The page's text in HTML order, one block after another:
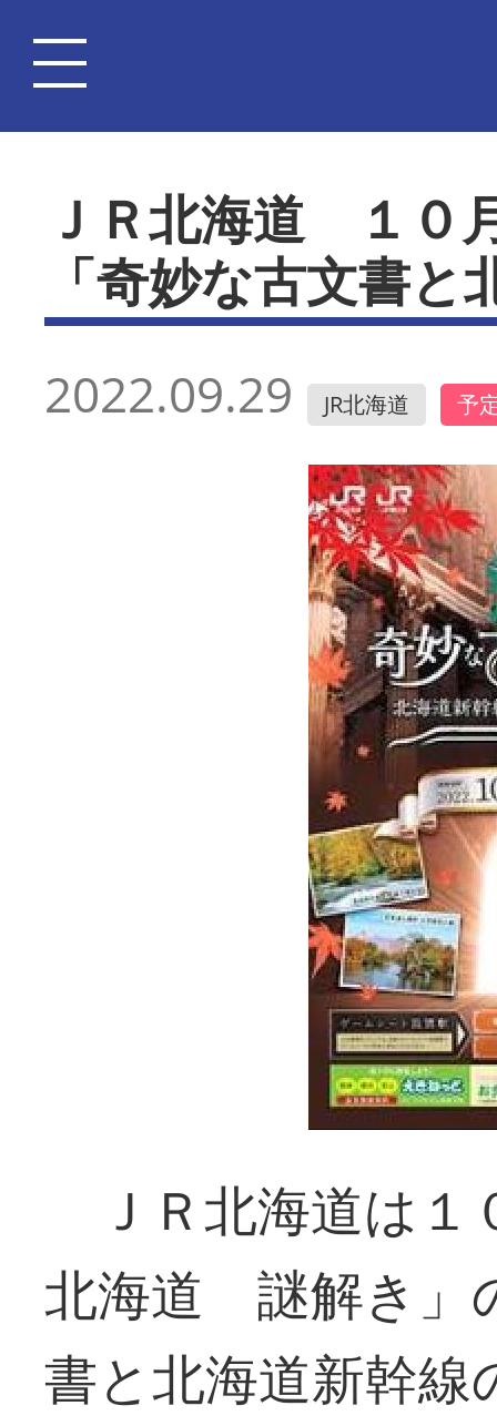
ＪＲ北海道 １０
「奇妙な古文書
2022.09.29 JR北海道 予
ＪＲ北海道は１
北海道 謎解き」
書と北海道新幹